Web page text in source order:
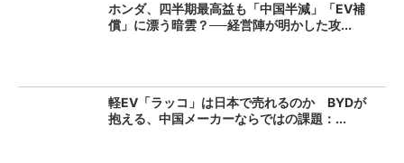
ホンダ、四半期最高益も「中国半減」「EV補
償」に漂う暗雲？──経営陣が明かした攻...
軽EV「ラッコ」は日本で売れるのか BYDが
抱える、中国メーカーならではの課題：...